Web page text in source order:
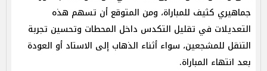
جماهيري كثيف للمباراة، ومن المتوقع أن تسهم هذه
التعديلات في تقليل التكدس داخل المحطات وتحسين تجربة
التنقل للمشجعين، سواء أثناء الذهاب إلى الاستاد أو العودة
بعد انتهاء المباراة.